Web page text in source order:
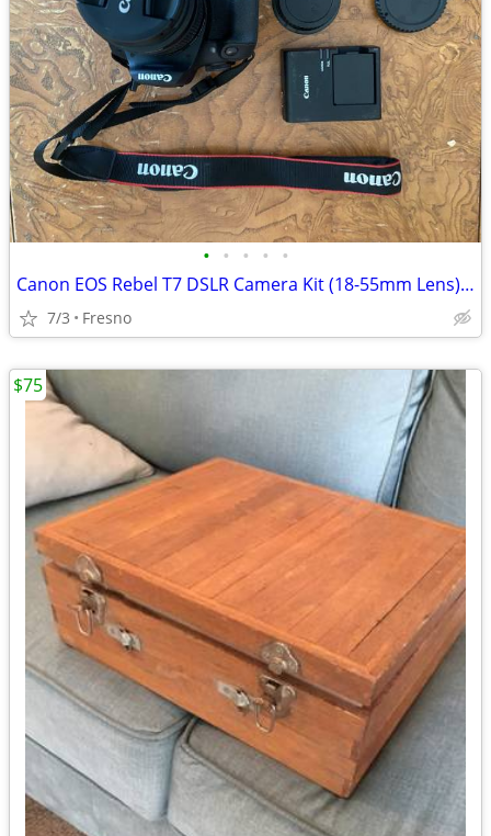
• • • • •
Canon EOS Rebel T7 DSLR Camera Kit (18-55mm Lens) + Black Camera Bag –
7/3 Fresno
$75